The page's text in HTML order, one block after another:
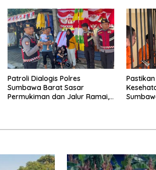
Patroli Dialogis Polres
Sumbawa Barat Sasar
Permukiman dan Jalur Ramai,